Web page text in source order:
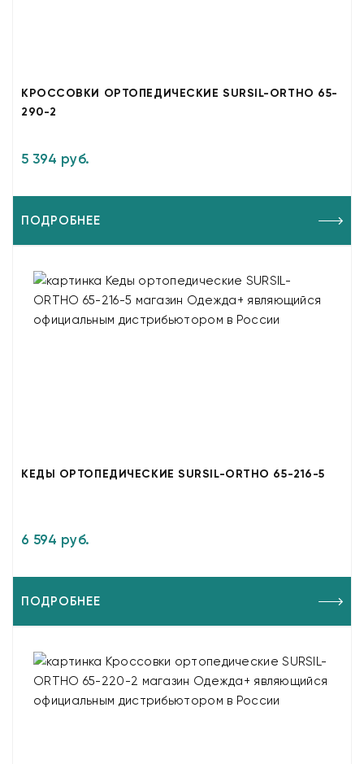
КРОССОВКИ ОРТОПЕДИЧЕСКИЕ SURSIL-ORTHO 65-
290-2
5 394 руб.
ПОДРОБНЕЕ
КЕДЫ ОРТОПЕДИЧЕСКИЕ SURSIL-ORTHO 65-216-5
6 594 руб.
ПОДРОБНЕЕ